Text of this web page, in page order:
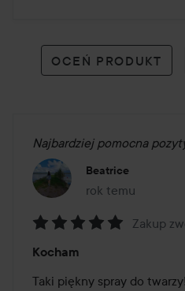
OCEŃ PRODUKT
Najbardziej pomocna
Beatrice
rok temu
Post został
5
z
Zakup
Kocham
Taki piękny spray do